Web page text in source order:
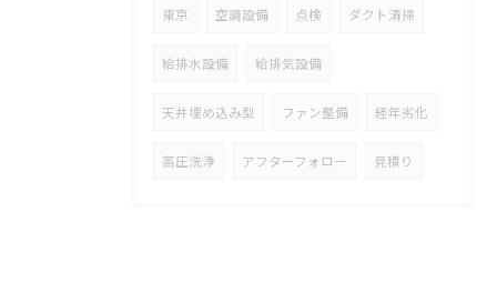
東京 空調設備 点検 ダクト清掃
給排水設備 給排気設備
天井埋め込み型 ファン整備 経年劣化
高圧洗浄 アフターフォロー 見積り